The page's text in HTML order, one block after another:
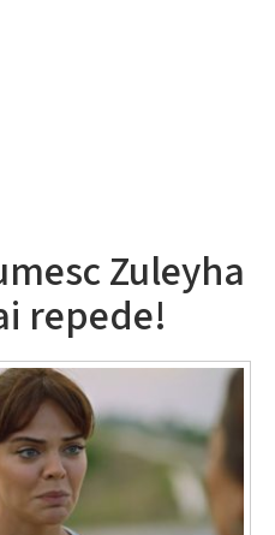
Zuleyha
repede!